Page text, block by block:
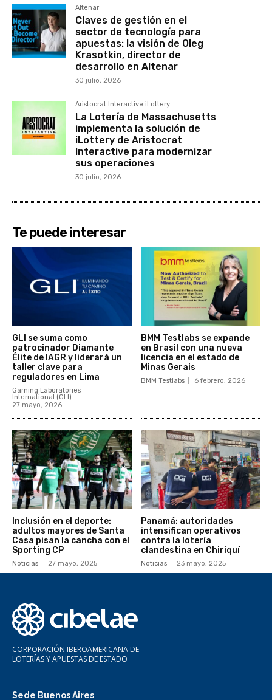
Altenar
Claves de gestión en el
sector de tecnología para
apuestas: la visión de Oleg
Krasotkin, director de
desarrollo en Altenar
30 julio, 2026
Aristocrat Interactive iLottery
La Lotería de Massachusetts
implementa la solución de
iLottery de Aristocrat
Interactive para modernizar
sus operaciones
30 julio, 2026
Te puede interesar
GLI se suma como
patrocinador Diamante
Élite de IAGR y liderará un
taller clave para
reguladores en Lima
Gaming Laboratories
International (GLI)
27 mayo, 2026
BMM Testlabs se expande
en Brasil con una nueva
licencia en el estado de
Minas Gerais
BMM Testlabs 6 febrero, 2026
Inclusión en el deporte:
adultos mayores de Santa
Casa pisan la cancha con el
Sporting CP
Noticias 27 mayo, 2025
Panamá: autoridades
intensifican operativos
contra la lotería
clandestina en Chiriquí
Noticias 23 mayo, 2025
CORPORACIÓN IBEROAMERICANA DE
LOTERÍAS Y APUESTAS DE ESTADO
Sede Buenos Aires